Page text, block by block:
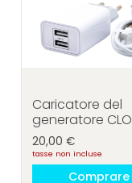
®
Caricatore del
generatore CLO
20,00€
tasse non incluse
Comprare